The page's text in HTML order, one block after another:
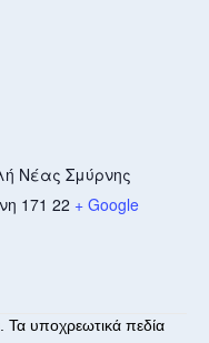
Νέας Σμύρνης
171 22 + Google
Τα υποχρεωτικά πεδία